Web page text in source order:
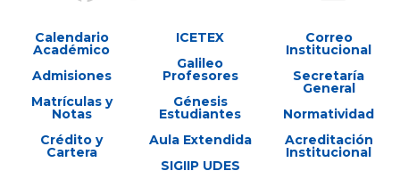
Calendario
Académico
Admisiones
Matrículas y
Notas
Crédito y
Cartera
ICETEX
Galileo
Profesores
Génesis
Estudiantes
Aula Extendida
SIGIIP UDES
Correo
Institucional
Secretaría
General
Normatividad
Acreditación
Institucional